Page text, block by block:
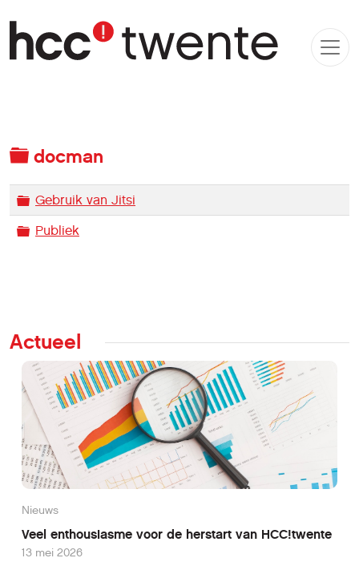
Map
docman
Map
Gebruik van Jitsi
Map
Publiek
Actueel
Nieuws
Veel enthousiasme voor de herstart van HCC!twente
13 mei 2026